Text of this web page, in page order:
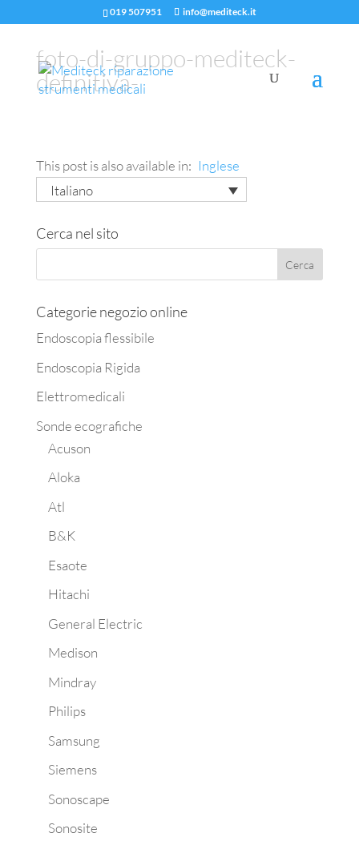
019 507951 info@mediteck.it
foto-di-gruppo-mediteck-
definitiva-
This post is also available in: Inglese
Italiano
Cerca nel sito
Categorie negozio online
Endoscopia flessibile
Endoscopia Rigida
Elettromedicali
Sonde ecografiche
Acuson
Aloka
Atl
B&K
Esaote
Hitachi
General Electric
Medison
Mindray
Philips
Samsung
Siemens
Sonoscape
Sonosite